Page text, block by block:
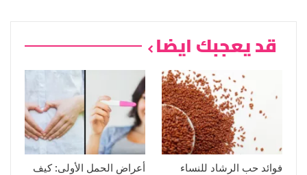
قد يعجبك ايضا
فوائد حب الرشاد للنساء
أعراض الحمل الأولى: كيف